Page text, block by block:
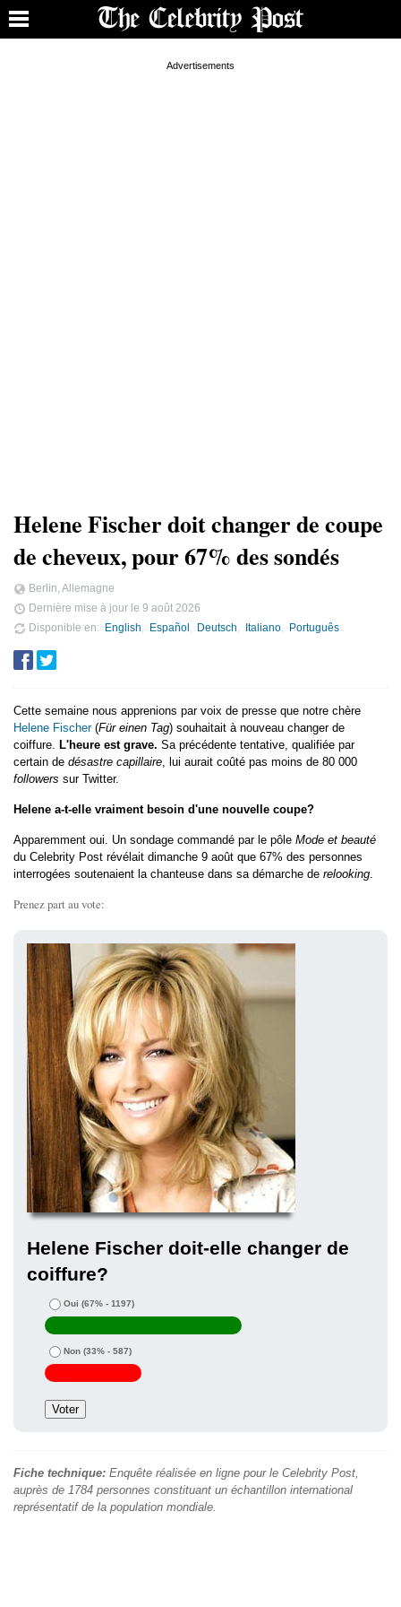
Helene Fischer doit changer de coupe
de cheveux, pour 67% des sondés
Berlin, Allemagne
Dernière mise à jour le 9 août 2026
Disponible en
English Español Deutsch Italiano Português
Cette semaine nous apprenions par voix de presse que notre chère
Helene Fischer(Für einen Tag) souhaitait à nouveau changer de
coiffure. L'heure est grave. Sa précédente tentative, qualifiée par
certain de désastre capillaire, lui aurait coûté pas moins de 80 000
followers sur Twitter.
Helene a-t-elle vraiment besoin d'une nouvelle coupe?
Apparemment oui. Un sondage commandé par le pôle Mode et beauté
du Celebrity Post révélait dimanche 9 août que 67% des personnes
interrogées soutenaient la chanteuse dans sa démarche de relooking.
Prenez part au vote:
Helene Fischer doit-elle changer de
coiffure?
Oui (67% - 1197)
Non (33% - 587)
Fiche technique: Enquête réalisée en ligne pour le Celebrity Post,
auprès de 1784 personnes constituant un échantillon international
représentatif de la population mondiale.